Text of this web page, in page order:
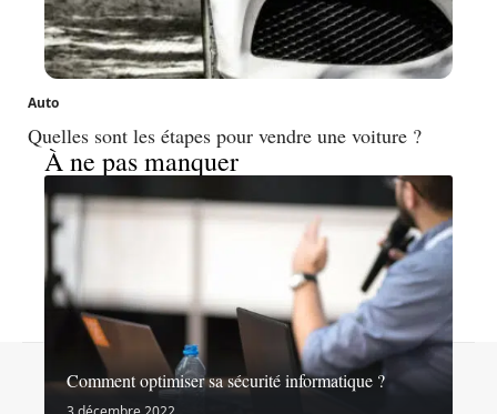
Auto
Quelles sont les étapes pour vendre une voiture ?
À ne pas manquer
Comment optimiser sa sécurité informatique ?
© 2026 | noslibertes.org
Mentions légales Sitemap